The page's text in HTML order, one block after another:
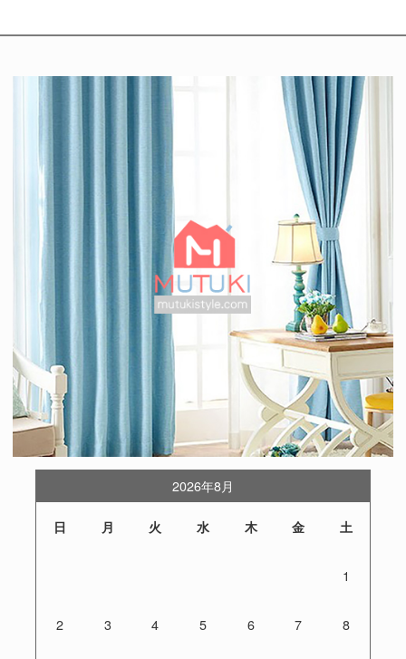
2026年8月
日 月 火 水 木 金 土
1
2 3 4 5 6 7 8